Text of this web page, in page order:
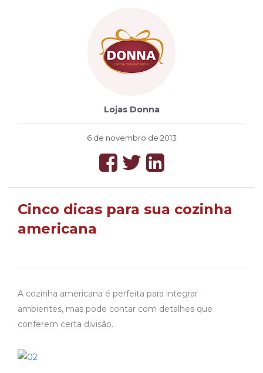
Lojas Donna
6 de novembro de 2013
Cinco dicas para sua cozinha
americana
A cozinha americana é perfeita para integrar
ambientes, mas pode contar com detalhes que
conferem certa divisão.